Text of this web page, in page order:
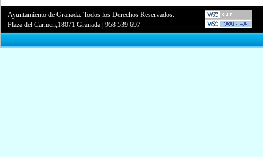
Ayuntamiento de Granada. Todos los Derechos Reservados.
Plaza del Carmen,18071 Granada |958 539 697